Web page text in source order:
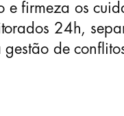
e firmeza os
24h,
de